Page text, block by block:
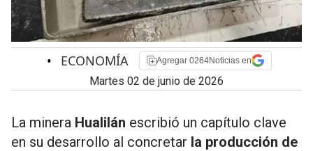
• ECONOMÍA Agregar 0264Noticias en
martes 02 de junio de 2026
La minera Hualilán escribió un capítulo clave
en su desarrollo al concretar la producción de